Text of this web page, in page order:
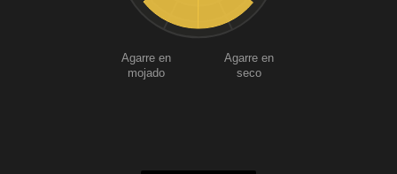
Agarre en
seco
Agarre en
mojado